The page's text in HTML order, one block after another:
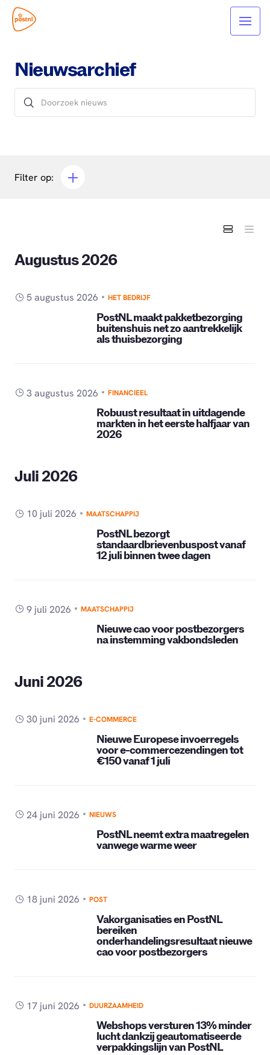
Nieuwsarchief
Filter op:
Augustus 2026
5 augustus 2026 HET BEDRIJF
PostNL maakt pakketbezorging
buitenshuis net zo aantrekkelijk
als thuisbezorging
3 augustus 2026 FINANCIEEL
Robuust resultaat in uitdagende
markten in het eerste halfjaar van
2026
Juli 2026
10 juli 2026 MAATSCHAPPIJ
PostNL bezorgt
standaardbrievenbuspost vanaf
12 juli binnen twee dagen
9 juli 2026 MAATSCHAPPIJ
Nieuwe cao voor postbezorgers
na instemming vakbondsleden
Juni 2026
30 juni 2026 E-COMMERCE
Nieuwe Europese invoerregels
voor e-commercezendingen tot
€150 vanaf 1 juli
24 juni 2026 NIEUWS
PostNL neemt extra maatregelen
vanwege warme weer
18 juni 2026 POST
Vakorganisaties en PostNL
bereiken
onderhandelingsresultaat nieuwe
cao voor postbezorgers
17 juni 2026 DUURZAAMHEID
Webshops versturen 13% minder
lucht dankzij geautomatiseerde
verpakkingslijn van PostNL